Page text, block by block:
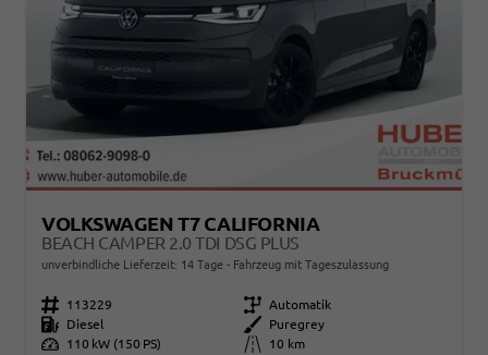
VOLKSWAGEN T7 CALIFORNIA
BEACH CAMPER 2.0 TDI DSG PLUS
unverbindliche Lieferzeit: 14 Tage Fahrzeug mit Tageszulassung
Fahrzeugnr. 113229 Getriebe Automatik
Kraftstoff
Diesel Außenfarbe
Puregrey
Leistung
110 kW (150 PS) Kilometerstand
10 km